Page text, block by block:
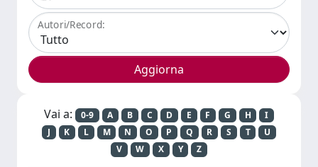
Autori/Record:
Vai a: 0-9 A B C D E F G H
I
J
K L M N O P Q R S T
U
V
W X Y Z